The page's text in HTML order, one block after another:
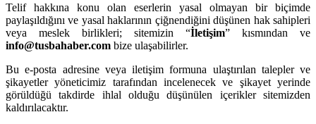
Telif hakkına konu olan eserlerin yasal olmayan bir biçimde
paylaşıldığını ve yasal haklarının çiğnendiğini düşünen hak sahipleri
veya meslek birlikleri; sitemizin “İletişim” kısmından ve
info@tusbahaber.com bize ulaşabilirler.
Bu e-posta adresine veya iletişim formuna ulaştırılan talepler ve
şikayetler yöneticimiz tarafından incelenecek ve şikayet yerinde
görüldüğü takdirde ihlal olduğu düşünülen içerikler sitemizden
kaldırılacaktır.